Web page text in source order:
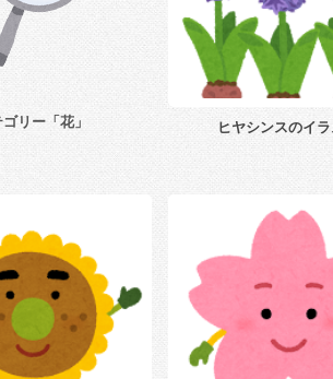
リー「花」 ヒヤシンスのイラ